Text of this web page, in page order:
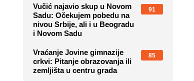
Vučić najavio skup u Novom
Sadu: Očekujem pobedu na
nivou Srbije, ali i u Beogradu
i Novom Sadu
91
Vraćanje Jovine gimnazije
crkvi: Pitanje obrazovanja ili
zemljišta u centru grada
85